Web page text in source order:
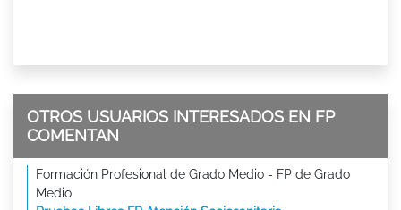
OTROS USUARIOS INTERESADOS EN FP
COMENTAN
Formación Profesional de Grado Medio - FP de Grado
Medio